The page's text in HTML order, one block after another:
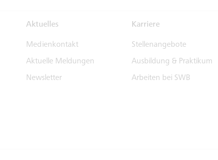
Aktuelles
Medienkontakt
Aktuelle Meldungen
Newsletter
Karriere
Stellenangebote
Ausbildung & Praktikum
Arbeiten bei SWB